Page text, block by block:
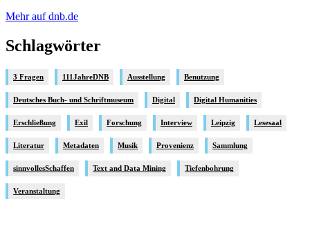
Mehr auf dnb.de
Schlagwörter
3 Fragen 111JahreDNB Ausstellung Benutzung
Deutsches Buch- und Schriftmuseum Digital Digital Humanities
Erschließung Exil Forschung Interview Leipzig Lesesaal
Literatur Metadaten Musik Provenienz Sammlung
sinnvollesSchaffen Text and Data Mining Tiefenbohrung
Veranstaltung